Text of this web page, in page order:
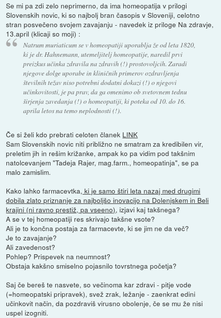
Se mi pa zdi zelo neprimerno, da ima homeopatija v prilogi
Slovenskih novic, ki so najbolj bran časopis v Sloveniji, celotno
stran posvečeno svojem zavajanju - navedek iz priloge Na zdravje,
13.april (klicaji so moji) :
Natrum muriaticum se v homeopatiji uporablja že od leta 1820,
ki je dr. Hahnemann, utemeljitelj homeopatije, naredil prvi
preizkus učinka zdravila na zdravih (!) prostovoljcih. Zaradi
njegove dolge uporabe in kliničnih primerov ozdravljenja
številnih težav niso potrebni dodatni dokazi (!) o njegovi
učinkovitosti, je pa prav, da ga omenimo ob svetovnem tednu
širjenja zavedanja (!) o homeopatiji, ki poteka od 10. do 16.
aprila letos na temo neplodnosti (!).
Če si želi kdo prebrati celoten članek LINK
Sam Slovenskih novic niti približno ne smatram za kredibilen vir,
preletim jih in rešim križanke, ampak ko pa vidim pod takšnim
natolcevanjem "Tadeja Rajer, mag.farm., homeopatinja", se pa
malo zamislim.
Kako lahko farmacevtka, ki je samo štiri leta nazaj med drugimi
dobila zlato priznanje za najboljšo inovacijo na Dolenjskem in Beli
krajini (ni ravno prestiž, pa vseeno), izjavi kaj takšnega?
A se v tej homeopatiji res skrivajo takšne vsote?
Ali je to končna postaja za farmacevte, ki se jim ne da več?
Je to zavajanje?
Ali zavedenost?
Pohlep? Prispevek na neumnost?
Obstaja kakšno smiselno pojasnilo tovrstnega početja?
Saj če bereš te nasvete, so večinoma kar zdravi - pitje vode
(=homeopatski pripravek), svež zrak, ležanje - zaenkrat edini
učinkovit način, da pozdraviš virusno obolenje, če se mu že nisi
uspel izogniti.